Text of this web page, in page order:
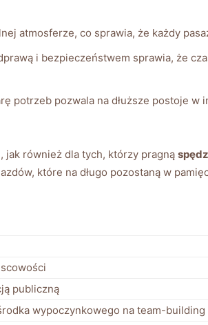
atmosferze, co sprawia,‍ że każdy
i bezpieczeństwem sprawia, ⁢że
potrzeb pozwala na ​dłuższe postoje w
,‍ jak‌ również dla tych, którzy pragną
które na długo‌ pozostaną w
⁣publiczną
wypoczynkowego na​ team-building